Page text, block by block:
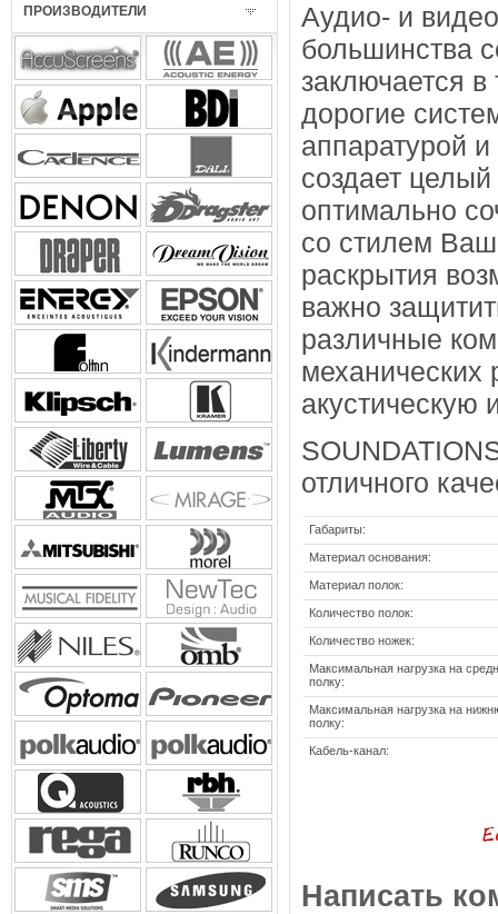
ПРОИЗВОДИТЕЛИ
Аудио- и
большинства
заключается
дорогие
аппаратурой
создает
оптимально
со стилем
раскрытия
важно
различные
механических
акустическую
отличного
Габариты:
Материал основания:
Материал полок:
Количество полок:
Количество ножек:
Максимальная нагрузка на
полку:
Максимальная нагрузка на
полку:
Кабель-канал:
Написать